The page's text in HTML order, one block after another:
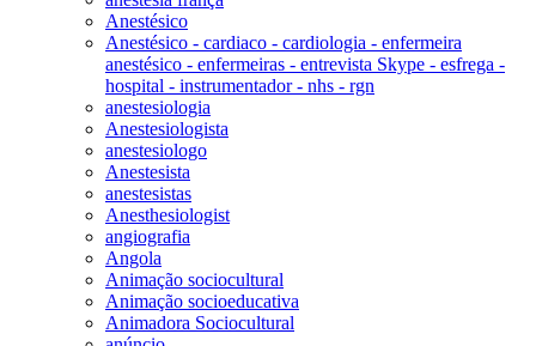
Anestésico
Anestésico - cardiaco - cardiologia - enfermeira
anestésico - enfermeiras - entrevista Skype - esfrega -
hospital - instrumentador - nhs - rgn
anestesiologia
Anestesiologista
anestesiologo
Anestesista
anestesistas
Anesthesiologist
angiografia
Angola
Animação sociocultural
Animação socioeducativa
Animadora Sociocultural